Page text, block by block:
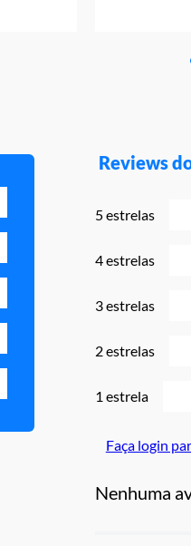
Reviews
5 estrelas
4 estrelas
3 estrelas
2 estrelas
1 estrela
Faça login
Nenhuma